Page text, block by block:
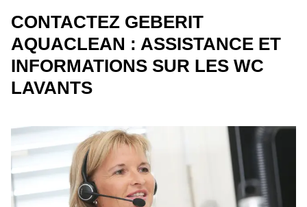
CONTACTEZ GEBERIT
AQUACLEAN : ASSISTANCE ET
INFORMATIONS SUR LES WC
LAVANTS